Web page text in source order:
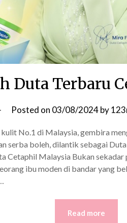
Duta Terbaru
Posted on 03/08/2024by
No.1 di Malaysia, gembira
serba boleh, dilantik sebagai
Cetaphil Malaysia Bukan
ibu moden di bandar yang
Read more